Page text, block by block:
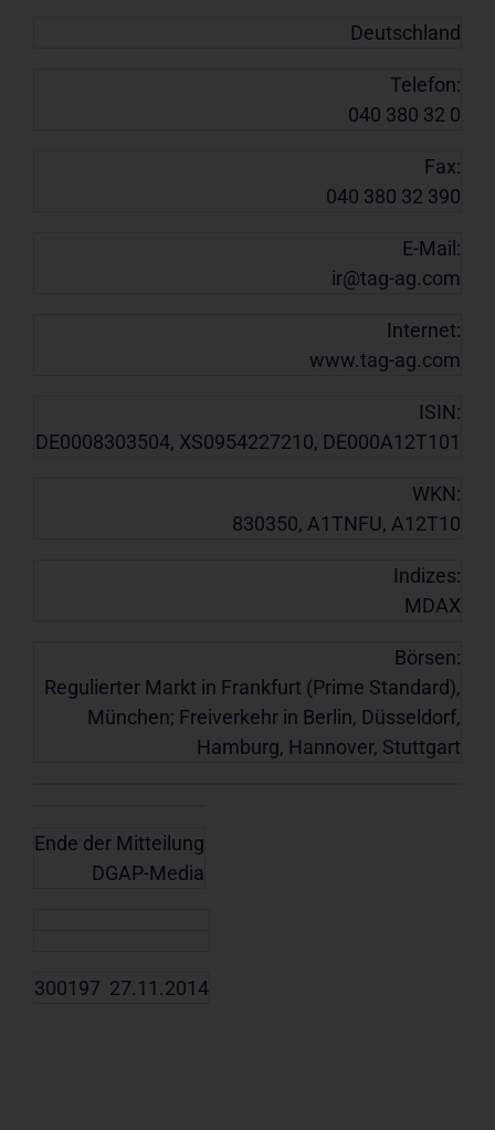
Deutschland
Telefon:
040 380 32 0
Fax:
040 380 32 390
E-Mail:
ir@tag-ag.com
Internet:
www.tag-ag.com
ISIN:
DE0008303504, XS0954227210, DE000A12T101
WKN:
830350, A1TNFU, A12T10
Indizes:
MDAX
Börsen:
Regulierter Markt in Frankfurt (Prime Standard),
München; Freiverkehr in Berlin, Düsseldorf,
Hamburg, Hannover, Stuttgart
Ende der Mitteilung
DGAP-Media
300197 27.11.2014